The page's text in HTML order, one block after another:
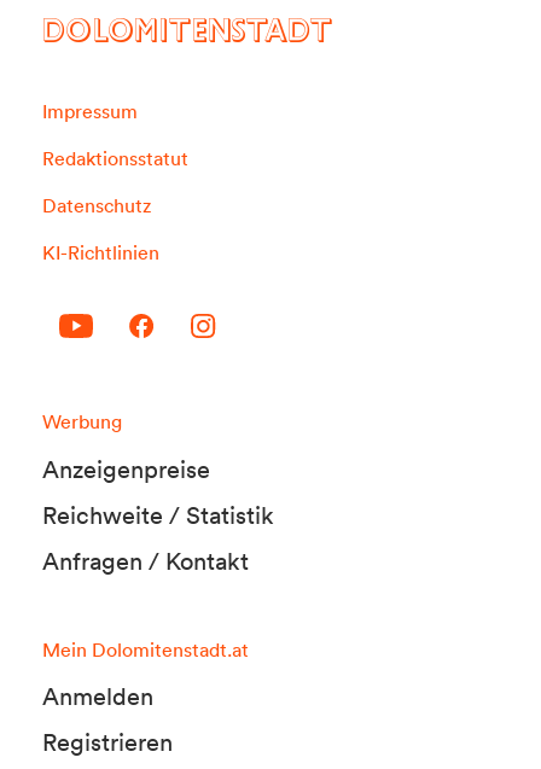
DOLOMITENSTADT
Impressum
Redaktionsstatut
Datenschutz
KI-Richtlinien
Werbung
Anzeigenpreise
Reichweite / Statistik
Anfragen / Kontakt
Mein Dolomitenstadt.at
Anmelden
Registrieren